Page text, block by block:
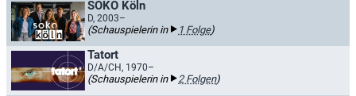
SOKO Köln
D, 2003–
(Schauspielerin in 1 Folge)
Tatort
D/A/CH, 1970–
(Schauspielerin in 2 Folgen)